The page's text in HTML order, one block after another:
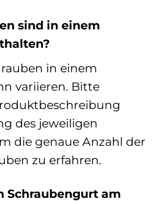
sind in einem
in einem
variieren. Bitte
des jeweiligen
die genaue Anzahl der
zu erfahren.
Schraubengurt am